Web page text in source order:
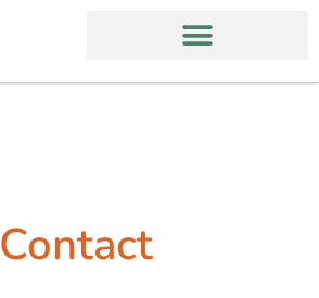
Contact